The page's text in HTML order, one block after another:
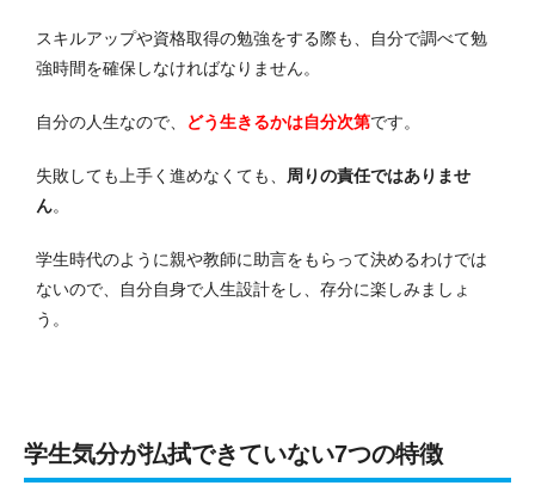
スキルアップや資格取得の勉強をする際も、自分で調べて勉
強時間を確保しなければなりません。
自分の人生なので、 どう生きるかは自分次第です。
失敗しても上手く進めなくても、 周りの責任ではありませ
ん。
学生時代のように親や教師に助言をもらって決めるわけでは
ないので、自分自身で人生設計をし、存分に楽しみましょ
う。
学生気分が払拭できていない7つの特徴